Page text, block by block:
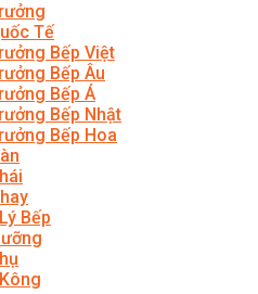
Tế
Bếp Việt
Bếp Âu
Bếp Á
Bếp Nhật
Bếp Hoa
Bếp